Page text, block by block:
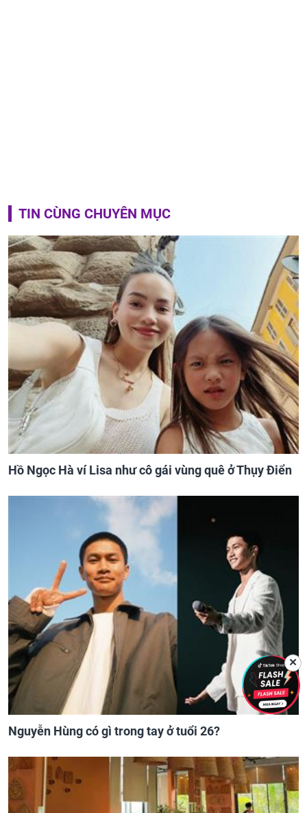
TIN CÙNG CHUYÊN MỤC
Hồ Ngọc Hà ví Lisa như cô gái vùng quê ở Thụy Điển
Nguyễn Hùng có gì trong tay ở tuổi 26?
✕